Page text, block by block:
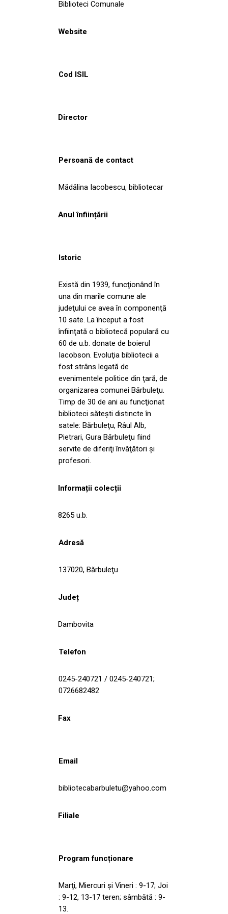
Biblioteci Comunale
Website
Cod ISIL
Director
Persoană de contact
Mădălina Iacobescu, bibliotecar
Anul înființării
Istoric
Există din 1939, funcţionând în
una din marile comune ale
judeţului ce avea în componenţă
10 sate. La început a fost
înfiinţată o bibliotecă populară cu
60 de u.b. donate de boierul
Iacobson. Evoluţia bibliotecii a
fost strâns legată de
evenimentele politice din ţară, de
organizarea comunei Bărbuleţu.
Timp de 30 de ani au funcţionat
biblioteci săteşti distincte în
satele: Bărbuleţu, Râul Alb,
Pietrari, Gura Bărbuleţu fiind
servite de diferiţi învăţători şi
profesori.
Informații colecții
8265 u.b.
Adresă
137020, Bărbuleţu
Județ
Dambovita
Telefon
0245-240721 / 0245-240721;
0726682482
Fax
Email
bibliotecabarbuletu@yahoo.com
Filiale
Program funcționare
Marţi, Miercuri şi Vineri : 9-17; Joi
: 9-12, 13-17 teren; sâmbătă : 9-
13.